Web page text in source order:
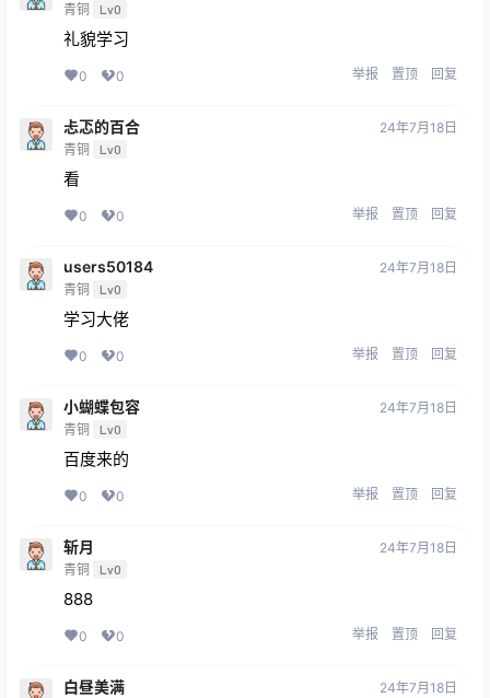
青铜 Lv0
礼貌学习
0 0 举报 置顶 回复
忐忑的百合
青铜 Lv0
24年7月18日
看
0 0 举报 置顶 回复
users50184
青铜 Lv0
24年7月18日
学习大佬
0 0 举报 置顶 回复
小蝴蝶包容
青铜 Lv0
24年7月18日
百度来的
0 0 举报 置顶 回复
斩月
青铜 Lv0
24年7月18日
888
0 0 举报 置顶 回复
白昼美满 24年7月18日